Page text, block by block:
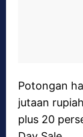
Potongan
jutaan
plus 20